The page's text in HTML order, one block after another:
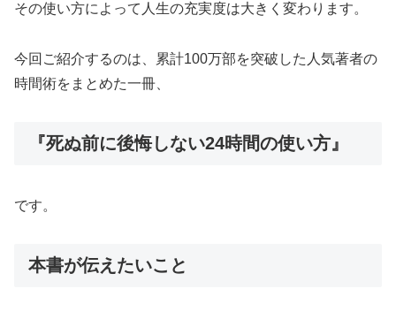
その使い方によって人生の充実度は大きく変わります。
今回ご紹介するのは、累計100万部を突破した人気著者の
時間術をまとめた一冊、
『死ぬ前に後悔しない24時間の使い方』
です。
本書が伝えたいこと